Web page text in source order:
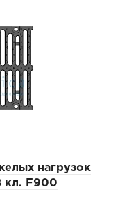
нагрузок
кл. F900